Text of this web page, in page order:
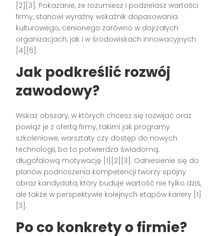
[2][3]. Pokazanie, że rozumiesz i podzielasz wartości
firmy, stanowi wyraźny wskaźnik dopasowania
kulturowego, cenionego zarówno w dojrzałych
organizacjach, jak i w środowiskach innowacyjnych
[4][6].
Jak podkreślić rozwój
zawodowy?
Wskaż obszary, w których chcesz się rozwijać oraz
powiąż je z ofertą firmy, takimi jak programy
szkoleniowe, warsztaty czy dostęp do nowych
technologii, bo to potwierdza świadomą,
długofalową motywację [1][2][3]. Odniesienie się do
planów podnoszenia kompetencji tworzy spójny
obraz kandydata, który buduje wartość nie tylko dziś,
ale także w perspektywie kolejnych etapów kariery [1]
[3].
Po co konkrety o firmie?